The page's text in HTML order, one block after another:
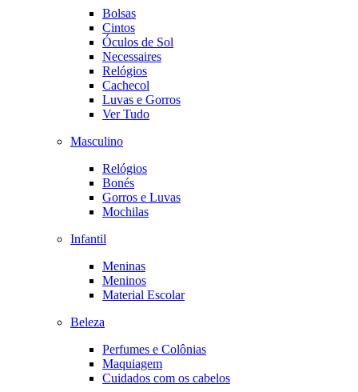
Bolsas
Cintos
Óculos de Sol
Necessaires
Relógios
Cachecol
Luvas e Gorros
Ver Tudo
Masculino
Relógios
Bonés
Gorros e Luvas
Mochilas
Infantil
Meninas
Meninos
Material Escolar
Beleza
Perfumes e Colônias
Maquiagem
Cuidados com os cabelos